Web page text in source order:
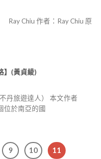
Ray Chiu 作者：Ray Chiu 原
】(黃貞綾)
丹旅遊達人） 本文作者
位於南亞的國
9 10 11